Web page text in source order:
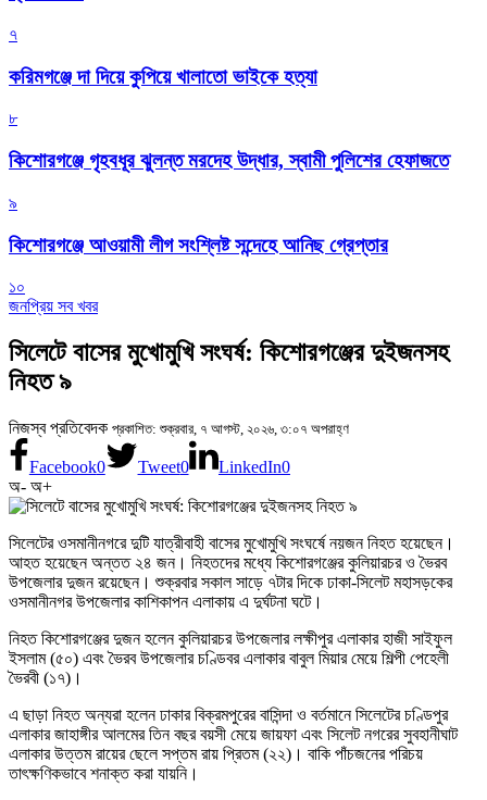
৭
করিমগঞ্জে দা দিয়ে কুপিয়ে খালাতো ভাইকে হত্যা
৮
কিশোরগঞ্জে গৃহবধূর ঝুলন্ত মরদেহ উদ্ধার, স্বামী পুলিশের হেফাজতে
৯
কিশোরগঞ্জে আওয়ামী লীগ সংশ্লিষ্ট সন্দেহে আনিছ গ্রেপ্তার
১০
জনপ্রিয় সব খবর
সিলেটে বাসের মুখোমুখি সংঘর্ষ: কিশোরগঞ্জের দুইজনসহ
নিহত ৯
নিজস্ব প্রতিবেদক প্রকাশিত: শুক্রবার, ৭ আগস্ট, ২০২৬, ৩:০৭ অপরাহ্ণ
Facebook0 Tweet0 LinkedIn0
অ- অ+
সিলেটের ওসমানীনগরে দুটি যাত্রীবাহী বাসের মুখোমুখি সংঘর্ষে নয়জন নিহত হয়েছেন।
আহত হয়েছেন অন্তত ২৪ জন। নিহতদের মধ্যে কিশোরগঞ্জের কুলিয়ারচর ও ভৈরব
উপজেলার দুজন রয়েছেন। শুক্রবার সকাল সাড়ে ৭টার দিকে ঢাকা-সিলেট মহাসড়কের
ওসমানীনগর উপজেলার কাশিকাপন এলাকায় এ দুর্ঘটনা ঘটে।
নিহত কিশোরগঞ্জের দুজন হলেন কুলিয়ারচর উপজেলার লক্ষীপুর এলাকার হাজী সাইফুল
ইসলাম (৫০) এবং ভৈরব উপজেলার চণ্ডিবর এলাকার বাবুল মিয়ার মেয়ে শিল্পী পেহেলী
ভৈরবী (১৭)।
এ ছাড়া নিহত অন্যরা হলেন ঢাকার বিক্রমপুরের বাসিন্দা ও বর্তমানে সিলেটের চণ্ডিপুর
এলাকার জাহাঙ্গীর আলমের তিন বছর বয়সী মেয়ে জায়ফা এবং সিলেট নগরের সুবহানীঘাট
এলাকার উত্তম রায়ের ছেলে সপ্তম রায় প্রিতম (২২)। বাকি পাঁচজনের পরিচয়
তাৎক্ষণিকভাবে শনাক্ত করা যায়নি।